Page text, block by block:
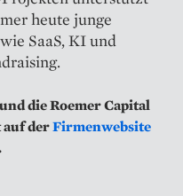
heute junge
SaaS, KI und
die Roemer Capital
derFirmenwebsite